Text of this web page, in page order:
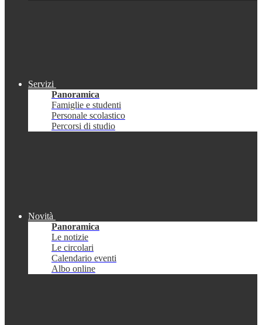
Servizi
Panoramica
Famiglie e studenti
Personale scolastico
Percorsi di studio
Novità
Panoramica
Le notizie
Le circolari
Calendario eventi
Albo online